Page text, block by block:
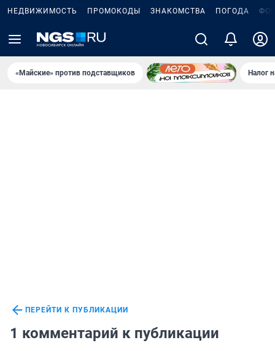
НЕДВИЖИМОСТЬ ПРОМОКОДЫ ЗНАКОМСТВА ПОГОДА
«Майские» против подставщиков Налог
ПЕРЕЙТИ К ПУБЛИКАЦИИ
1 комментарий к публикации